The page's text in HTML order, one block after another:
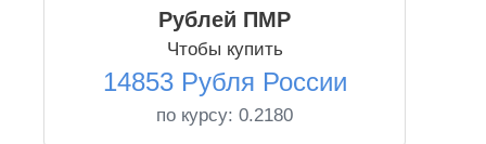
Рублей ПМР
Чтобы купить
14853 Рубля России
по курсу: 0.2180